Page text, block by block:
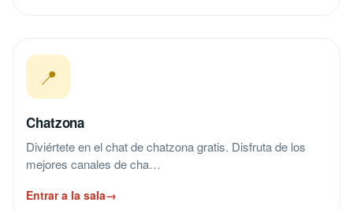
📍
Chatzona
Diviértete en el chat de chatzona gratis. Disfruta de los
mejores canales de cha…
Entrar a la sala→